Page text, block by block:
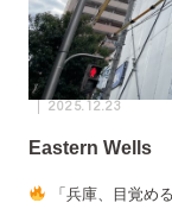
2025.12.23
Eastern Wells
「兵庫、目覚め